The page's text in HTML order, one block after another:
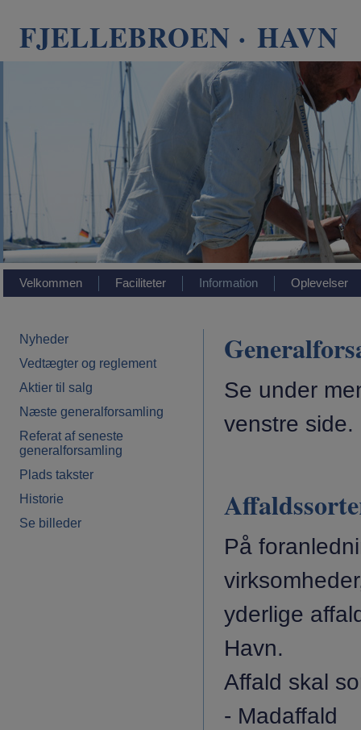
FJELLEBROEN · HAVN
Velkommen Faciliteter Information Oplevelser
Nyheder
Vedtægter og reglement
Aktier til salg
Næste generalforsamling
Referat af seneste
generalforsamling
Plads takster
Historie
Se billeder
Se under
venstre side.
På
yderlige
Havn.
Affald skal
- Madaffald